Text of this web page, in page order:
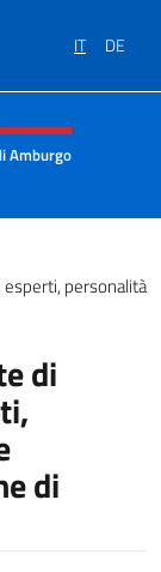
IT DE
menù
Amburgo
personalità
di
di